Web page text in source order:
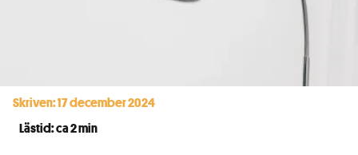
Skriven: 17 december 2024
Lästid: ca 2 min